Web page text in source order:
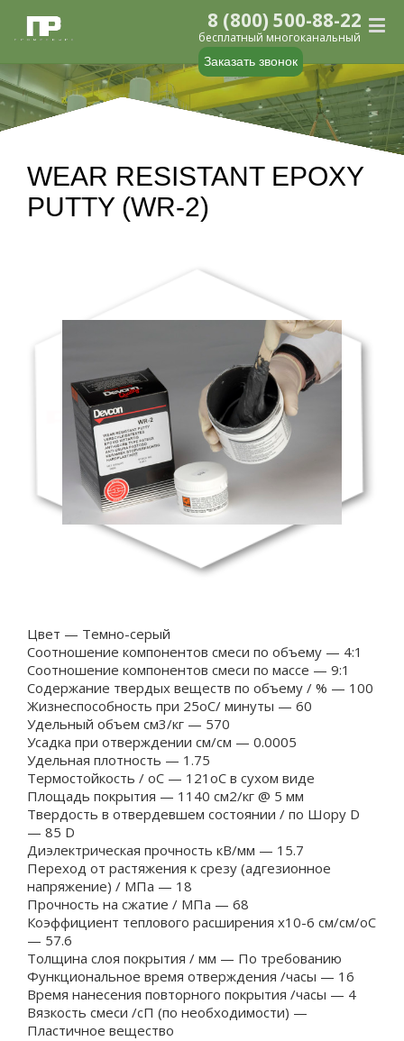
Заказать звонок
8 (800) 500-88-22
бесплатный многоканальный
WEAR RESISTANT EPOXY
PUTTY (WR-2)
Цвет — Темно-серый
Соотношение компонентов смеси по объему — 4:1
Соотношение компонентов смеси по массе — 9:1
Содержание твердых веществ по объему / % — 100
Жизнеспособность при 25oC/ минуты — 60
Удельный объем см3/кг — 570
Усадка при отверждении см/см — 0.0005
Удельная плотность — 1.75
Термостойкость / oC — 121oC в сухом виде
Площадь покрытия — 1140 см2/кг @ 5 мм
Твердость в отвердевшем состоянии / по Шору D
— 85 D
Диэлектрическая прочность кВ/мм — 15.7
Переход от растяжения к срезу (адгезионное
напряжение) / МПа — 18
Прочность на сжатие / МПа — 68
Коэффициент теплового расширения x10-6 см/см/oC
— 57.6
Толщина слоя покрытия / мм — По требованию
Функциональное время отверждения /часы — 16
Время нанесения повторного покрытия /часы — 4
Вязкость смеси /сП (по необходимости) —
Пластичное вещество